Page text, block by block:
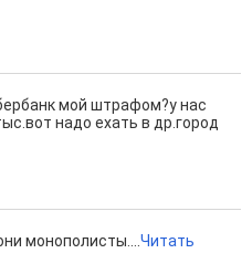
мой штрафом?у нас
надо ехать в др.город
монополисты....Читать